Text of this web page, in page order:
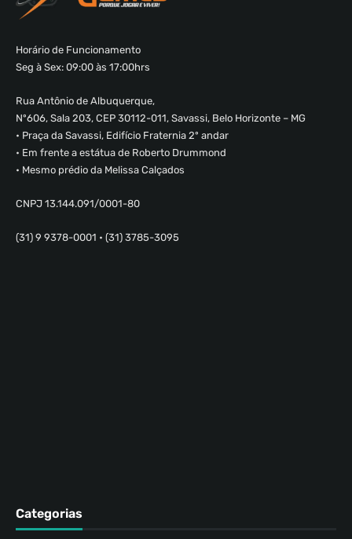
Horário de Funcionamento
Seg à Sex: 09:00 às 17:00hrs
Rua Antônio de Albuquerque,
Nº606, Sala 203, CEP 30112-011, Savassi, Belo Horizonte – MG
• Praça da Savassi, Edifício Fraternia 2º andar
• Em frente a estátua de Roberto Drummond
• Mesmo prédio da Melissa Calçados
CNPJ 13.144.091/0001-80
(31) 9 9378-0001 • (31) 3785-3095
Categorias